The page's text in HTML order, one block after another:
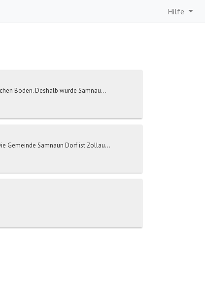
Hilfe
Boden. Deshalb wurde Samnau...
Gemeinde Samnaun Dorf ist Zollau...